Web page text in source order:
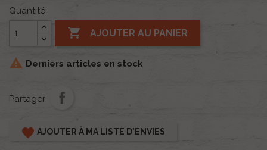
Quantité
 AJOUTER AU PANIER
 Derniers articles en stock
Partager
favorite AJOUTER À MA LISTE D'ENVIES